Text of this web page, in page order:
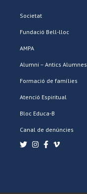
Societat
Fundació Bell-lloc
AMPA
Alumni – Antics Alumnes
Formació de famílies
Atenció Espiritual
Bloc Educa-B
Canal de denúncies